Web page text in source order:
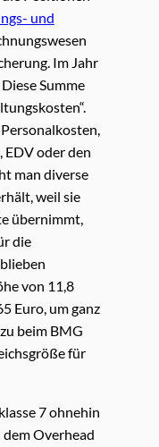
und
Im Jahr
Summe
EDV oder den
man diverse
weil sie
übernimmt,
die
von 11,8
Euro, um ganz
beim BMG
für
7 ohnehin
dem Overhead